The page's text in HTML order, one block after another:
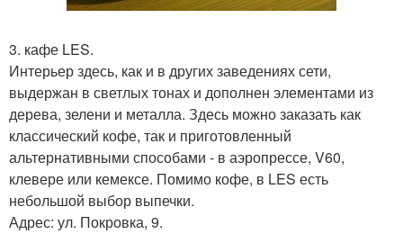
3. кафе LES.
Интерьер здесь, как и в других заведениях сети,
выдержан в светлых тонах и дополнен элементами из
дерева, зелени и металла. Здесь можно заказать как
классический кофе, так и приготовленный
альтернативными способами - в аэропрессе, V60,
клевере или кемексе. Помимо кофе, в LES есть
небольшой выбор выпечки.
Адрес: ул. Покровка, 9.